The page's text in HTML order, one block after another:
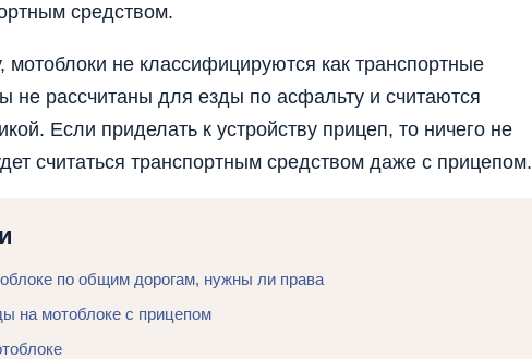
средством.
мотоблоки не классифицируются как транспортные
не рассчитаны для езды по асфальту и считаются
Если приделать к устройству прицеп, то ничего не
считаться транспортным средством даже с прицепом.
по общим дорогам, нужны ли права
на мотоблоке с прицепом